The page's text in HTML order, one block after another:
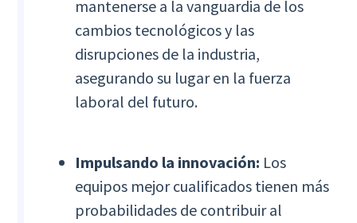
mantenerse a la vanguardia de los
cambios tecnológicos y las
disrupciones de la industria,
asegurando su lugar en la fuerza
laboral del futuro.
Impulsando la innovación: Los
equipos mejor cualificados tienen más
probabilidades de contribuir al